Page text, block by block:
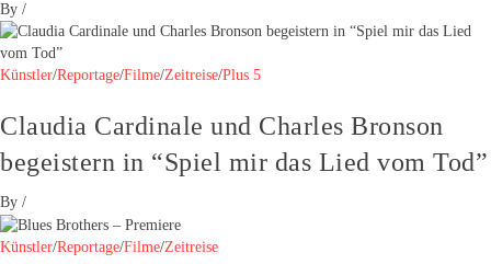
By /
Künstler/Reportage/Filme/Zeitreise/Plus 5
Claudia Cardinale und Charles Bronson
begeistern in “Spiel mir das Lied vom Tod”
By /
Künstler/Reportage/Filme/Zeitreise